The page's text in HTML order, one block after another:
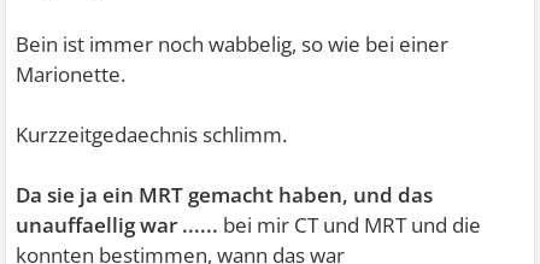
Bein ist immer noch wabbelig, so wie bei einer
Marionette.
Kurzzeitgedaechnis schlimm.
Da sie ja ein MRT gemacht haben, und das
unauffaellig war ...... bei mir CT und MRT und die
konnten bestimmen, wann das war